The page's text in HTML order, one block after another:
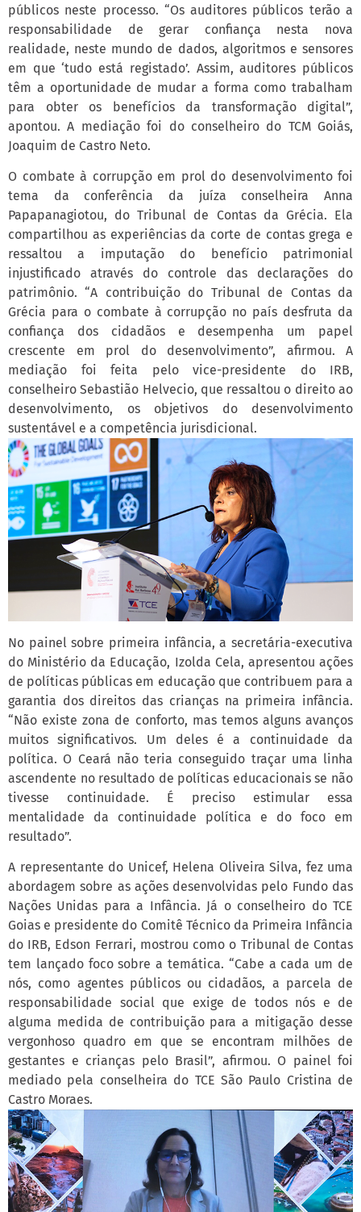
públicos neste processo. “Os auditores públicos terão a
responsabilidade de gerar confiança nesta nova
realidade, neste mundo de dados, algoritmos e sensores
em que ‘tudo está registado’. Assim, auditores públicos
têm a oportunidade de mudar a forma como trabalham
para obter os benefícios da transformação digital”,
apontou. A mediação foi do conselheiro do TCM Goiás,
Joaquim de Castro Neto.
O combate à corrupção em prol do desenvolvimento foi
tema da conferência da juíza conselheira Anna
Papapanagiotou, do Tribunal de Contas da Grécia. Ela
compartilhou as experiências da corte de contas grega e
ressaltou a imputação do benefício patrimonial
injustificado através do controle das declarações do
patrimônio. “A contribuição do Tribunal de Contas da
Grécia para o combate à corrupção no país desfruta da
confiança dos cidadãos e desempenha um papel
crescente em prol do desenvolvimento”, afirmou. A
mediação foi feita pelo vice-presidente do IRB,
conselheiro Sebastião Helvecio, que ressaltou o direito ao
desenvolvimento, os objetivos do desenvolvimento
sustentável e a competência jurisdicional.
No painel sobre primeira infância, a secretária-executiva
do Ministério da Educação, Izolda Cela, apresentou ações
de políticas públicas em educação que contribuem para a
garantia dos direitos das crianças na primeira infância.
“Não existe zona de conforto, mas temos alguns avanços
muitos significativos. Um deles é a continuidade da
política. O Ceará não teria conseguido traçar uma linha
ascendente no resultado de políticas educacionais se não
tivesse continuidade. É preciso estimular essa
mentalidade da continuidade política e do foco em
resultado”.
A representante do Unicef, Helena Oliveira Silva, fez uma
abordagem sobre as ações desenvolvidas pelo Fundo das
Nações Unidas para a Infância. Já o conselheiro do TCE
Goias e presidente do Comitê Técnico da Primeira Infância
do IRB, Edson Ferrari, mostrou como o Tribunal de Contas
tem lançado foco sobre a temática. “Cabe a cada um de
nós, como agentes públicos ou cidadãos, a parcela de
responsabilidade social que exige de todos nós e de
alguma medida de contribuição para a mitigação desse
vergonhoso quadro em que se encontram milhões de
gestantes e crianças pelo Brasil”, afirmou. O painel foi
mediado pela conselheira do TCE São Paulo Cristina de
Castro Moraes.